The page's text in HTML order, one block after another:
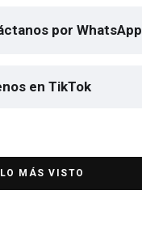
por WhatsApp
en TikTok
regresa a CDMX
en el Estadio